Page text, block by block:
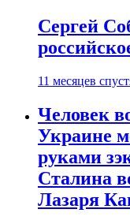
Сергей
11 месяцев
Человек
Украине
руками
Сталина
Лазаря